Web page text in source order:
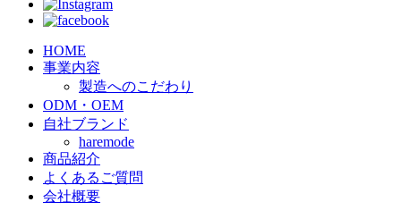
HOME
事業内容
製造へのこだわり
ODM・OEM
自社ブランド
haremode
商品紹介
よくあるご質問
会社概要